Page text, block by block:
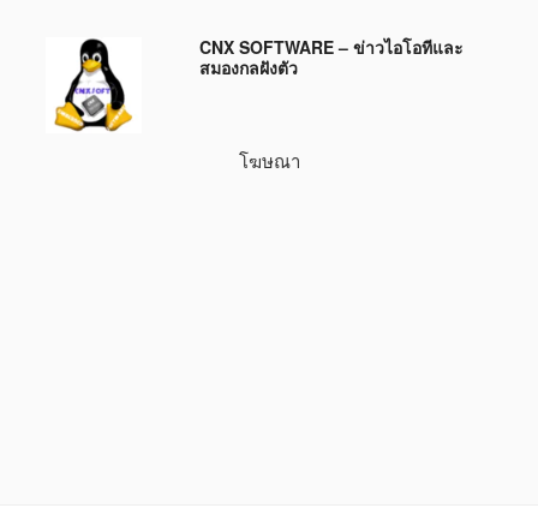
บทความ
CNX SOFTWARE – ข่าวไอโอทีและ
สมองกลฝังตัว
โฆษณา